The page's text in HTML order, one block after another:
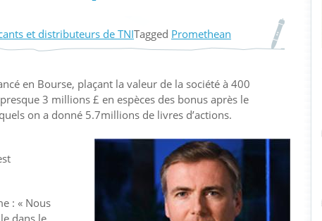
et distributeurs de TNITagged Promethean
en Bourse, plaçant la valeur de la société à 400
3 millions £ en espèces des bonus après le
on a donné 5.7millions de livres d’actions.
: « Nous